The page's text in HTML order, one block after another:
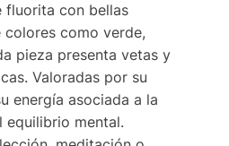
fluorita con bellas
como verde,
pieza presenta vetas y
Valoradas por su
energía asociada a la
equilibrio mental.